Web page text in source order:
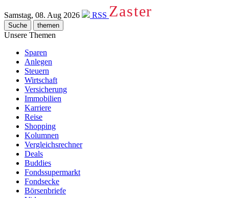
Samstag, 08. Aug 2026 RSS Zaster
Suche themen
Unsere Themen
Sparen
Anlegen
Steuern
Wirtschaft
Versicherung
Immobilien
Karriere
Reise
Shopping
Kolumnen
Vergleichsrechner
Deals
Buddies
Fondssupermarkt
Fondsecke
Börsenbriefe